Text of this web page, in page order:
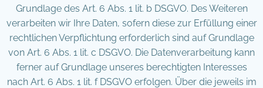
Grundlage des Art. 6 Abs. 1 lit. b DSGVO. Des Weiteren
verarbeiten wir Ihre Daten, sofern diese zur Erfüllung einer
rechtlichen Verpflichtung erforderlich sind auf Grundlage
von Art. 6 Abs. 1 lit. c DSGVO. Die Datenverarbeitung kann
ferner auf Grundlage unseres berechtigten Interesses
nach Art. 6 Abs. 1 lit. f DSGVO erfolgen. Über die jeweils im